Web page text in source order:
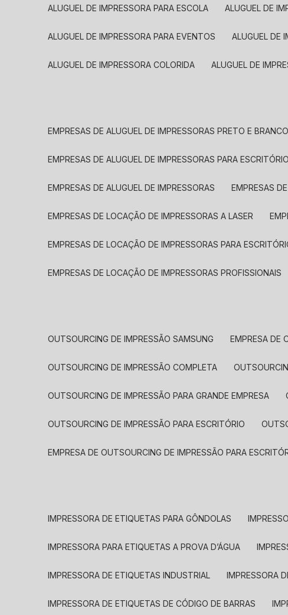
ALUGUEL DE IMPRESSORA PARA ESCOLA ALUGUEL DE
ALUGUEL DE IMPRESSORA PARA EVENTOS ALUGUEL DE
ALUGUEL DE IMPRESSORA COLORIDA ALUGUEL DE
EMPRESAS DE ALUGUEL DE IMPRESSORAS PRETO E BRANCO
EMPRESAS DE ALUGUEL DE IMPRESSORAS PARA
EMPRESAS DE ALUGUEL DE IMPRESSORAS EMPRESAS
EMPRESAS DE LOCAÇÃO DE IMPRESSORAS A LASER
EMPRESAS DE LOCAÇÃO DE IMPRESSORAS PARA
EMPRESAS DE LOCAÇÃO DE IMPRESSORAS PROFISSIONAIS
OUTSOURCING DE IMPRESSÃO SAMSUNG EMPRESA
OUTSOURCING DE IMPRESSÃO COMPLETA
OUTSOURCING DE IMPRESSÃO PARA GRANDE EMPRESA
OUTSOURCING DE IMPRESSÃO PARA ESCRITÓRIO
EMPRESA DE OUTSOURCING DE IMPRESSÃO PARA
IMPRESSORA DE ETIQUETAS PARA GÔNDOLAS
IMPRESSORA PARA ETIQUETAS A PROVA D’ÁGUA
IMPRESSORA DE ETIQUETAS INDUSTRIAL IMPRESSORA
IMPRESSORA DE ETIQUETAS DE CÓDIGO DE BARRAS